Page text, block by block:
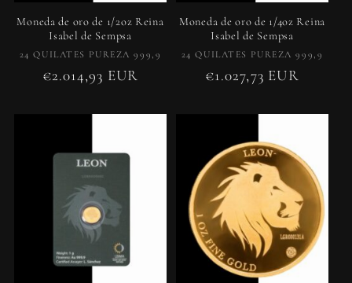
Moneda de oro de 1/2oz Reina
Isabel de Sempsa
Proveedor:
24 QUILATES PUREZA 999,9
Precio
€2.014,93 EUR
Moneda de oro de 1/4oz Reina
Isabel de Sempsa
Proveedor:
24 QUILATES PUREZA 999,9
Precio
€1.027,73 EUR